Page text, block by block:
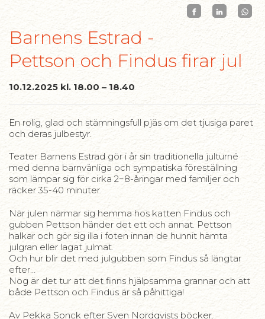
Barnens Estrad -
Pettson och Findus firar jul
10.12.2025 kl. 18.00 – 18.40
En rolig, glad och stämningsfull pjäs om det tjusiga paret
och deras julbestyr.
Teater Barnens Estrad gör i år sin traditionella julturné
med denna barnvänliga och sympatiska föreställning
som lämpar sig för cirka 2−8-åringar med familjer och
räcker 35-40 minuter.
När julen närmar sig hemma hos katten Findus och
gubben Pettson händer det ett och annat. Pettson
halkar och gör sig illa i foten innan de hunnit hämta
julgran eller lagat julmat.
Och hur blir det med julgubben som Findus så längtar
efter…
Nog är det tur att det finns hjälpsamma grannar och att
både Pettson och Findus är så påhittiga!
Av Pekka Sonck efter Sven Nordqvists böcker.